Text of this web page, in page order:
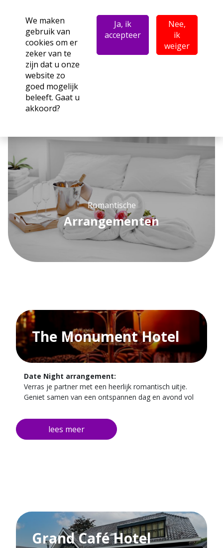
We maken
gebruik van
cookies om er
zeker van te
zijn dat u onze
website zo
goed mogelijk
beleeft. Gaat u
akkoord?
Ja, ik
accepteer
Nee,
ik
weiger
Romantische
Arrangementen
The Monument Hotel
Date Night arrangement:
Verras je partner met een heerlijk romantisch uitje.
Geniet samen van een ontspannen dag en avond vol
smaakvol menu voor jullie samengesteld, perfect om
samen te delen.
vriendin of geliefde.
Grand Café Hotel